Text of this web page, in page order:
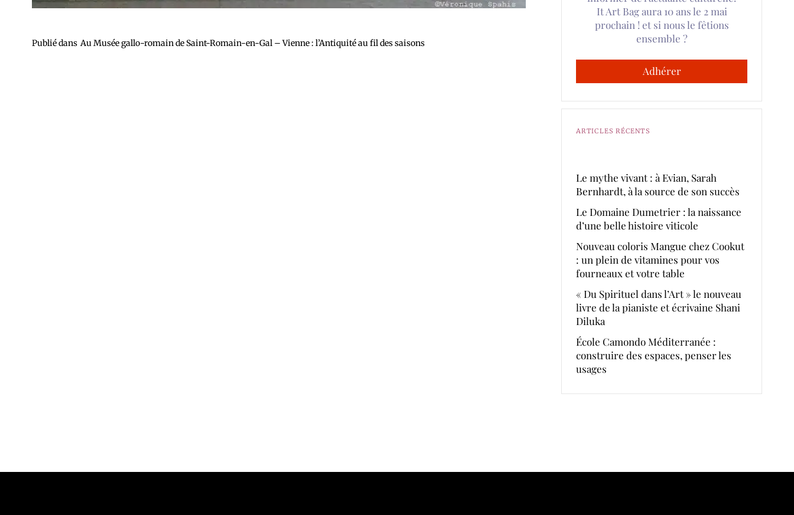
Publié dans Au Musée gallo-romain de Saint-Romain-en-Gal – Vienne : l’Antiquité au fil des saisons
It Art Bag aura 10 ans le 2 mai
prochain ! et si nous le fêtions
ensemble ?
Adhérer
ARTICLES RÉCENTS
Le mythe vivant : à Evian, Sarah
Bernhardt, à la source de son succès
Le Domaine Dumetrier : la naissance
d’une belle histoire viticole
Nouveau coloris Mangue chez Cookut
: un plein de vitamines pour vos
fourneaux et votre table
« Du Spirituel dans l’Art » le nouveau
livre de la pianiste et écrivaine Shani
Diluka
École Camondo Méditerranée :
construire des espaces, penser les
usages